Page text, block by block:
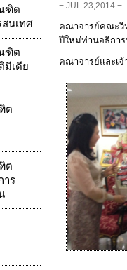
ฑิต
สนเทศ
ฑิต
มีเดีย
ต
ต
าร
− JUL 23,2014 −
คณาจารย์คณะวิ
ปีใหม่ท่านอธิการ
คณาจารย์และเ